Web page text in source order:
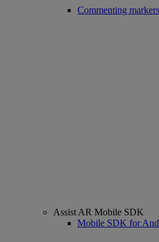
Commenting
Assist AR Mobile SDK
Mobile SDK for